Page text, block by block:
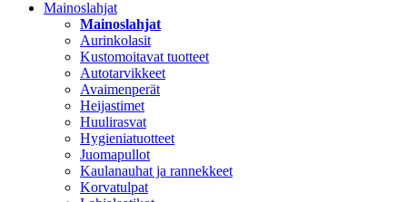
Mainoslahjat
Mainoslahjat
Aurinkolasit
Kustomoitavat tuotteet
Autotarvikkeet
Avaimenperät
Heijastimet
Huulirasvat
Hygieniatuotteet
Juomapullot
Kaulanauhat ja rannekkeet
Korvatulpat